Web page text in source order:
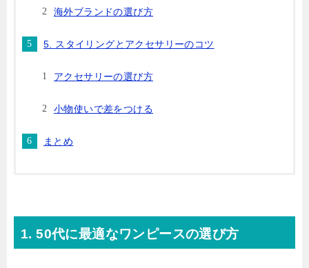
海外ブランドの選び方
5. スタイリングとアクセサリーのコツ
アクセサリーの選び方
小物使いで差をつける
まとめ
1. 50代に最適なワンピースの選び方